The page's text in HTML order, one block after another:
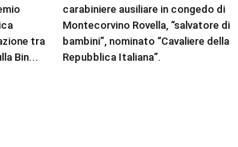
tra
Bin...
carabiniere ausiliare in congedo di
Montecorvino Rovella, “salvatore di
bambini”, nominato “Cavaliere della
Repubblica Italiana”.